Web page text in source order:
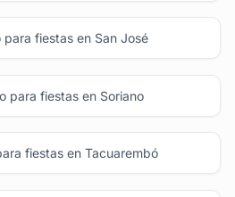
para fiestas en San José
para fiestas en Soriano
fiestas en Tacuarembó